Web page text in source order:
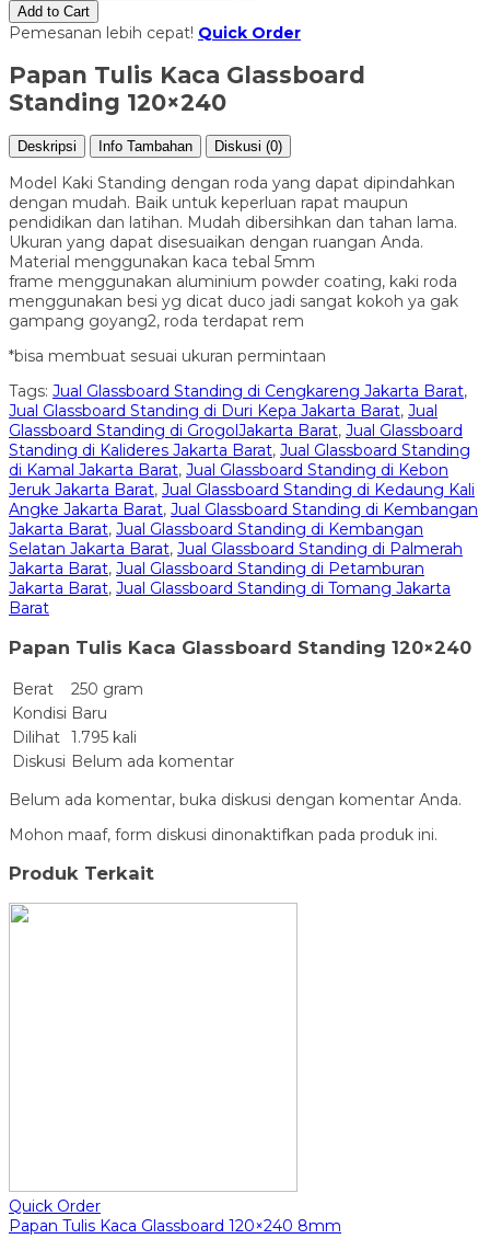
Add to Cart
Pemesanan lebih cepat! Quick Order
Papan Tulis Kaca Glassboard
Standing 120×240
Deskripsi Info Tambahan Diskusi (0)
Model Kaki Standing dengan roda yang dapat dipindahkan
dengan mudah. Baik untuk keperluan rapat maupun
pendidikan dan latihan. Mudah dibersihkan dan tahan lama.
Ukuran yang dapat disesuaikan dengan ruangan Anda.
Material menggunakan kaca tebal 5mm
frame menggunakan aluminium powder coating, kaki roda
menggunakan besi yg dicat duco jadi sangat kokoh ya gak
gampang goyang2, roda terdapat rem
*bisa membuat sesuai ukuran permintaan
Tags: Jual Glassboard Standing di Cengkareng Jakarta Barat,
Jual Glassboard Standing di Duri Kepa Jakarta Barat, Jual
Glassboard Standing di GrogolJakarta Barat, Jual Glassboard
Standing di Kalideres Jakarta Barat, Jual Glassboard Standing
di Kamal Jakarta Barat, Jual Glassboard Standing di Kebon
Jeruk Jakarta Barat, Jual Glassboard Standing di Kedaung Kali
Angke Jakarta Barat, Jual Glassboard Standing di Kembangan
Jakarta Barat, Jual Glassboard Standing di Kembangan
Selatan Jakarta Barat, Jual Glassboard Standing di Palmerah
Jakarta Barat, Jual Glassboard Standing di Petamburan
Jakarta Barat, Jual Glassboard Standing di Tomang Jakarta
Barat
Papan Tulis Kaca Glassboard Standing 120×240
Berat
250 gram
Kondisi Baru
Dilihat 1.795 kali
Diskusi Belum ada komentar
Belum ada komentar, buka diskusi dengan komentar Anda.
Mohon maaf, form diskusi dinonaktifkan pada produk ini.
Produk Terkait
Quick Order
Papan Tulis Kaca Glassboard 120×240 8mm